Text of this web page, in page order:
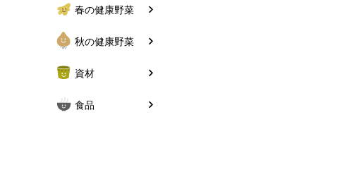
春の健康野菜
秋の健康野菜
資材
食品